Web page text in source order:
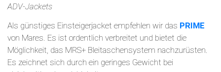
ADV-Jackets
Als günstiges Einsteigerjacket empfehlen wir das PRIME
von Mares. Es ist ordentlich verbreitet und bietet die
Möglichkeit, das MRS+ Bleitaschensystem nachzurüsten.
Es zeichnet sich durch ein geringes Gewicht bei